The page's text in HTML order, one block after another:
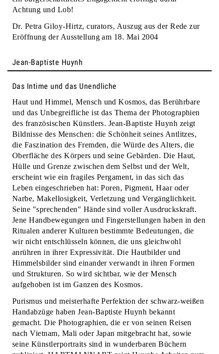
Achtung und Lob!
Dr. Petra Giloy-Hirtz, curators, Auszug aus der Rede zur
Eröffnung der Ausstellung am 18. Mai 2004
Jean-Baptiste Huynh
Das Intime und das Unendliche
Haut und Himmel, Mensch und Kosmos, das Berührbare
und das Unbegreifliche ist das Thema der Photographien
des französischen Künstlers. Jean-Baptiste Huynh zeigt
Bildnisse des Menschen: die Schönheit seines Antlitzes,
die Faszination des Fremden, die Würde des Alters, die
Oberfläche des Körpers und seine Gebärden. Die Haut,
Hülle und Grenze zwischen dem Selbst und der Welt,
erscheint wie ein fragiles Pergament, in das sich das
Leben eingeschrieben hat: Poren, Pigment, Haar oder
Narbe, Makellosigkeit, Verletzung und Vergänglichkeit.
Seine "sprechenden" Hände sind voller Ausdruckskraft.
Jene Handbewegungen und Fingerstellungen haben in den
Ritualen anderer Kulturen bestimmte Bedeutungen, die
wir nicht entschlüsseln können, die uns gleichwohl
anrühren in ihrer Expressivität. Die Hautbilder und
Himmelsbilder sind einander verwandt in ihren Formen
und Strukturen. So wird sichtbar, wie der Mensch
aufgehoben ist im Ganzen des Kosmos.
Purismus und meisterhafte Perfektion der schwarz-weißen
Handabzüge haben Jean-Baptiste Huynh bekannt
gemacht. Die Photographien, die er von seinen Reisen
nach Vietnam, Mali oder Japan mitgebracht hat, sowie
seine Künstlerportraits sind in wunderbaren Büchern